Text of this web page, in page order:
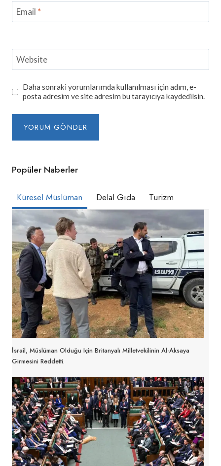
Email *
Website
Daha sonraki yorumlarımda kullanılması için adım, e-
posta adresim ve site adresim bu tarayıcıya kaydedilsin.
Popüler Naberler
Küresel Müslüman Delal Gıda Turizm
İsrail, Müslüman Olduğu Için Britanyalı Milletvekilinin Al-Aksaya
Girmesini Reddetti.